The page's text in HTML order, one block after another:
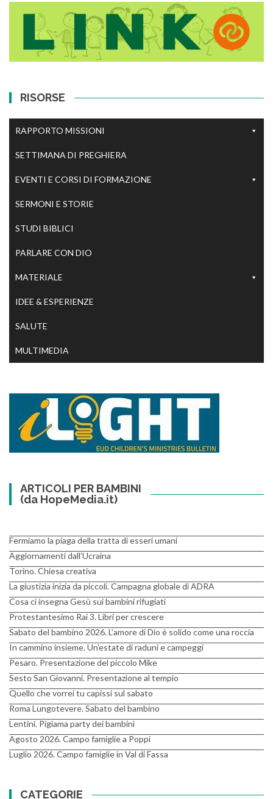
RISORSE
RAPPORTO MISSIONI
SETTIMANA DI PREGHIERA
EVENTI E CORSI DI FORMAZIONE
SERMONI E STORIE
STUDI BIBLICI
PARLARE CON DIO
MATERIALE
IDEE & ESPERIENZE
SALUTE
MULTIMEDIA
ARTICOLI PER BAMBINI
(da HopeMedia.it)
Fermiamo la piaga della tratta di esseri umani
Aggiornamenti dall’Ucraina
Torino. Chiesa creativa
La giustizia inizia da piccoli. Campagna globale di ADRA
Cosa ci insegna Gesù sui bambini rifugiati
Protestantesimo Rai 3. Libri per crescere
Sabato del bambino 2026. L’amore di Dio è solido come una roccia
In cammino insieme. Un’estate di raduni e campeggi
Pesaro. Presentazione del piccolo Mike
Sesto San Giovanni. Presentazione al tempio
Quello che vorrei tu capissi sul sabato
Roma Lungotevere. Sabato del bambino
Lentini. Pigiama party dei bambini
Agosto 2026. Campo famiglie a Poppi
Luglio 2026. Campo famiglie in Val di Fassa
CATEGORIE